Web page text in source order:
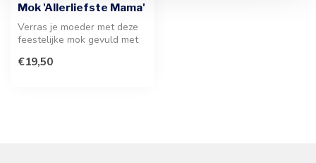
Mok 'Allerliefste Mama'
Verras je moeder met deze
feestelijke mok gevuld met
€19,50